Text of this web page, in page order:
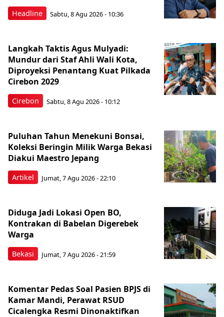
Headline Sabtu, 8 Agu 2026 - 10:36
Cirebon
Langkah Taktis Agus Mulyadi:
Mundur dari Staf Ahli Wali Kota,
Diproyeksi Penantang Kuat Pilkada
Cirebon 2029
Sabtu, 8 Agu 2026 - 10:12
Artikel
Puluhan Tahun Menekuni Bonsai,
Koleksi Beringin Milik Warga Bekasi
Diakui Maestro Jepang
Jumat, 7 Agu 2026 - 22:10
Bekasi
Diduga Jadi Lokasi Open BO,
Kontrakan di Babelan Digerebek
Warga
Jumat, 7 Agu 2026 - 21:59
Komentar Pedas Soal Pasien BPJS di
Kamar Mandi, Perawat RSUD
Cicalengka Resmi Dinonaktifkan